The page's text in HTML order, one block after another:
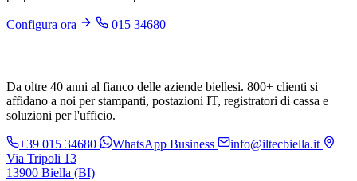
Configura ora 015 34680
Da oltre 40 anni al fianco delle aziende biellesi. 800+ clienti si
affidano a noi per stampanti, postazioni IT, registratori di cassa e
soluzioni per l'ufficio.
+39 015 34680 WhatsApp Business
info@iltecbiella.it
Via Tripoli 13
13900 Biella (BI)